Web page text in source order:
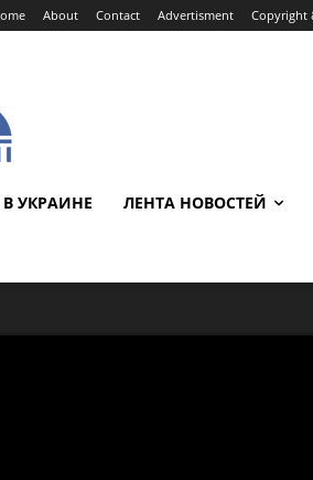
About Contact Advertisment Copyright
УКРАИНЕ ЛЕНТА НОВОСТЕЙ